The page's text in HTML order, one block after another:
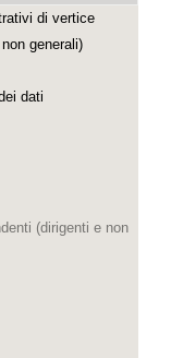
di vertice
generali)
dati
(dirigenti e non